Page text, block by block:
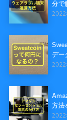
分で
2022
デー
2022
方法